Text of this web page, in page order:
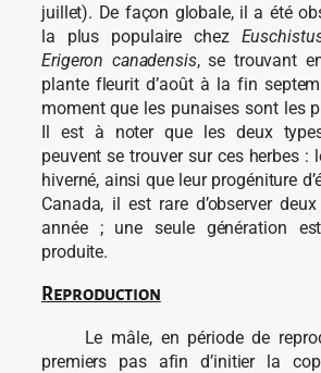
juillet). De façon globale, il a été
la plus populaire chez
Erigeron canadensis, se trouvant
plante fleurit d’août à la fin
moment que les punaises sont les
Il est à noter que les deux
peuvent se trouver sur ces herbes :
hiverné, ainsi que leur progéniture
Canada, il est rare d’observer
année ; une seule génération
produite.
Reproduction
Le mâle, en période de
premiers pas afin d’initier la